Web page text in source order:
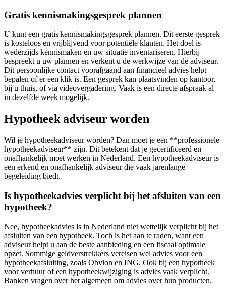
Gratis kennismakingsgesprek plannen
U kunt een gratis kennismakingsgesprek plannen. Dit eerste gesprek
is kosteloos en vrijblijvend voor potentiële klanten. Het doel is
wederzijds kennismaken en uw situatie inventariseren. Hierbij
bespreekt u uw plannen en verkent u de werkwijze van de adviseur.
Dit persoonlijke contact voorafgaand aan financieel advies helpt
bepalen of er een klik is. Een gesprek kan plaatsvinden op kantoor,
bij u thuis, of via videovergadering. Vaak is een directe afspraak al
in dezelfde week mogelijk.
Hypotheek adviseur worden
Wil je hypotheekadviseur worden? Dan moet je een **professionele
hypotheekadviseur** zijn. Dit betekent dat je gecertificeerd en
onafhankelijk moet werken in Nederland. Een hypotheekadviseur is
een erkend en onafhankelijk adviseur die vaak jarenlange
begeleiding biedt.
Is hypotheekadvies verplicht bij het afsluiten van een
hypotheek?
Nee, hypotheekadvies is in Nederland niet wettelijk verplicht bij het
afsluiten van een hypotheek. Toch is het aan te raden, want een
adviseur helpt u aan de beste aanbieding en een fiscaal optimale
opzet. Sommige geldverstrekkers vereisen wel advies voor een
hypotheekafsluiting, zoals Obvion en ING. Ook bij een hypotheek
voor verhuur of een hypotheekwijziging is advies vaak verplicht.
Banken vragen over het algemeen om advies over hun producten.